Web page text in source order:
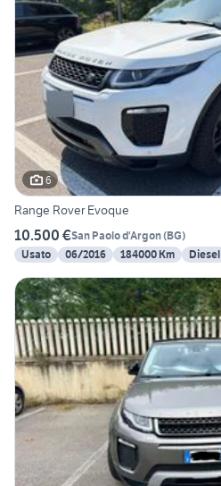
6
Range Rover Evoque
10.500 €San Paolo d'Argon(BG)
Usato
06/2016 184000 Km Diesel